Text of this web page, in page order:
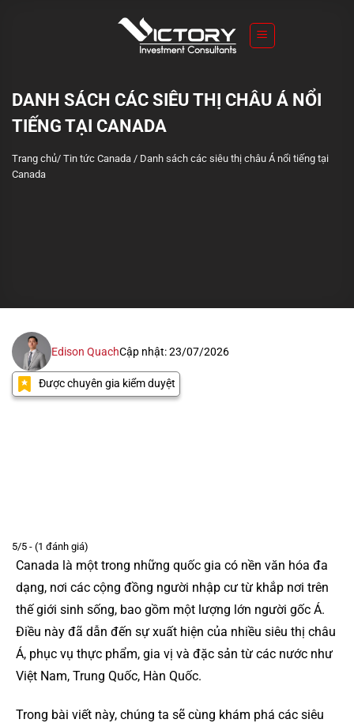
DANH SÁCH CÁC SIÊU THỊ CHÂU Á NỔI
TIẾNG TẠI CANADA
Trang chủ/ Tin tức Canada / Danh sách các siêu thị châu Á nổi tiếng tại
Canada
Edison QuachCập nhật: 23/07/2026
Được chuyên gia kiểm duyệt
5/5 - (1 đánh giá)
Canada là một trong những quốc gia có nền văn hóa đa
dạng, nơi các cộng đồng người nhập cư từ khắp nơi trên
thế giới sinh sống, bao gồm một lượng lớn người gốc Á.
Điều này đã dẫn đến sự xuất hiện của nhiều siêu thị châu
Á, phục vụ thực phẩm, gia vị và đặc sản từ các nước như
Việt Nam, Trung Quốc, Hàn Quốc.
Trong bài viết này, chúng ta sẽ cùng khám phá các siêu